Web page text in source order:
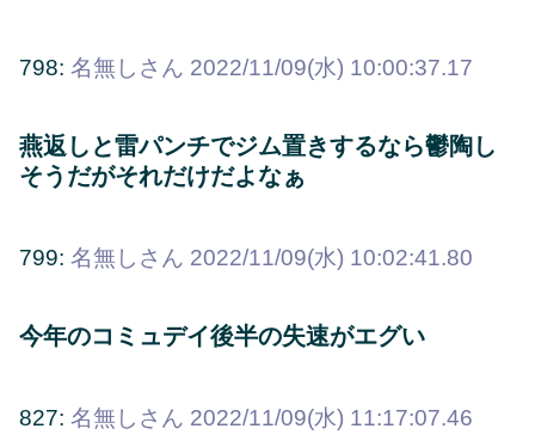
798: 名無しさん 2022/11/09(水) 10:00:37.17
燕返しと雷パンチでジム置きするなら鬱陶し
そうだがそれだけだよなぁ
799: 名無しさん 2022/11/09(水) 10:02:41.80
今年のコミュデイ後半の失速がエグい
827: 名無しさん 2022/11/09(水) 11:17:07.46